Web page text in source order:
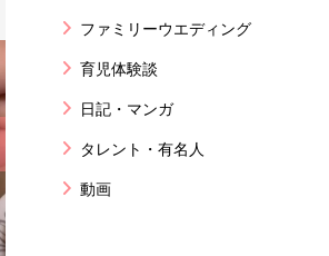
ファミリーウエディング
育児体験談
日記・マンガ
タレント・有名人
動画